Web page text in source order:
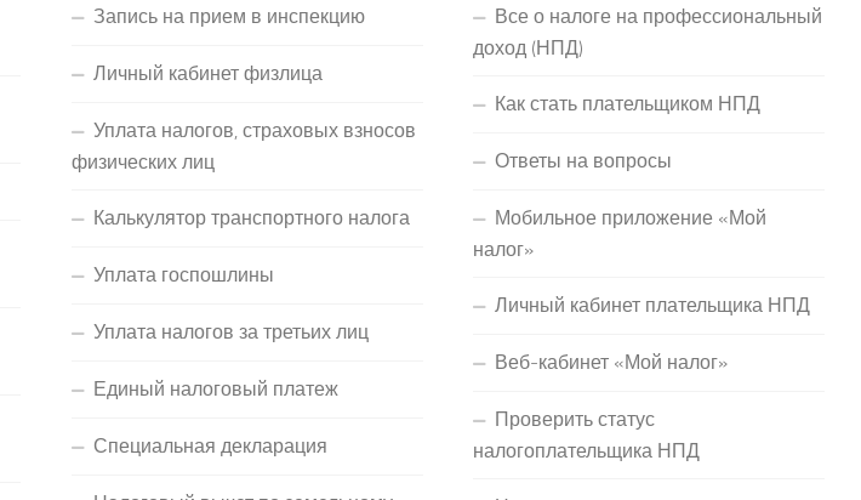
Запись на прием в инспекцию
Личный кабинет физлица
Уплата налогов, страховых взносов
физических лиц
Калькулятор транспортного налога
Уплата госпошлины
Уплата налогов за третьих лиц
Единый налоговый платеж
Специальная декларация
Все о налоге на профессиональный
доход (НПД)
Как стать плательщиком НПД
Ответы на вопросы
Мобильное приложение «Мой
налог»
Личный кабинет плательщика НПД
Веб-кабинет «Мой налог»
Проверить статус
налогоплательщика НПД